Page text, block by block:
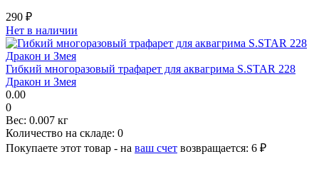
290 ₽
Нет в наличии
Гибкий многоразовый трафарет для аквагрима S.STAR 228
Дракон и Змея
0.00
0
Вес: 0.007 кг
Количество на складе: 0
Покупаете этот товар - на ваш счет возвращается: 6 ₽